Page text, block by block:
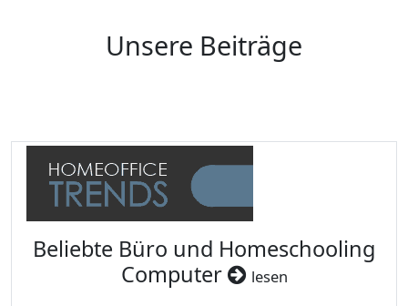
Unsere Beiträge
Beliebte Büro und Homeschooling
Computer
lesen